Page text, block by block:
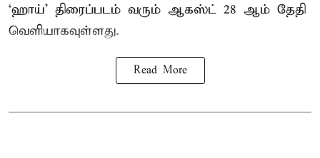
‘ஹாய்’ திரைப்படம் வரும் ஆகஸ்ட் 28 ஆம் தேதி
வெளியாகவுள்ளது.
Read More